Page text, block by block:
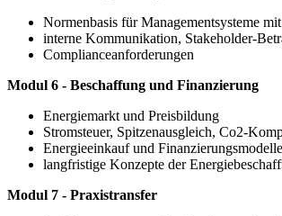
Normenbasis für Managementsysteme
interne Kommunikation, Stakeholder-
Complianceanforderungen
Modul 6 - Beschaffung und Finanzierung
Energiemarkt und Preisbildung
Stromsteuer, Spitzenausgleich, Co2-
Energieeinkauf und Finanzierungsmodelle
langfristige Konzepte der
Modul 7 - Praxistransfer